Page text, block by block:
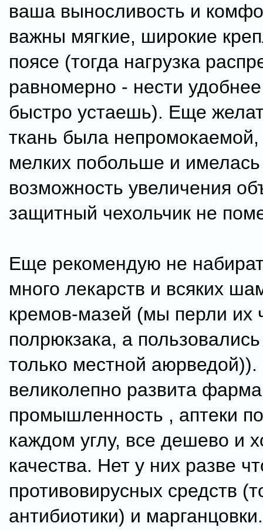
ваша выносливость и
важны мягкие, широкие
поясе (тогда нагрузка
равномерно - нести
быстро устаешь). Еще
ткань была
мелких побольше и имелась
возможность увеличения
защитный чехольчик не
Еще рекомендую не
много лекарств и всяких
кремов-мазей (мы перли их
полрюкзака, а
только местной
великолепно развита
промышленность , аптеки
каждом углу, все дешево и
качества. Нет у них разве
противовирусных средств
антибиотики) и